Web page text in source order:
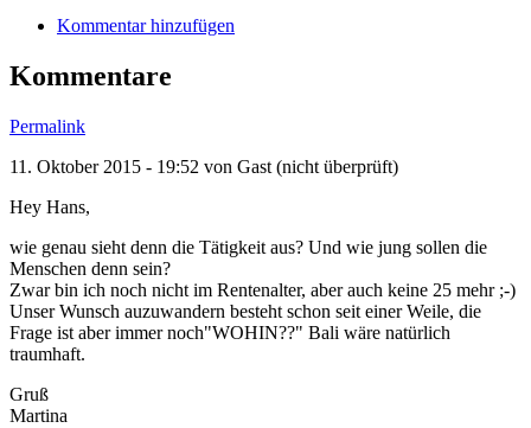
Kommentar hinzufügen
Kommentare
Permalink
11. Oktober 2015 - 19:52 von Gast (nicht überprüft)
Hey Hans,
wie genau sieht denn die Tätigkeit aus? Und wie jung sollen die
Menschen denn sein?
Zwar bin ich noch nicht im Rentenalter, aber auch keine 25 mehr ;-)
Unser Wunsch auzuwandern besteht schon seit einer Weile, die
Frage ist aber immer noch"WOHIN??" Bali wäre natürlich
traumhaft.
Gruß
Martina